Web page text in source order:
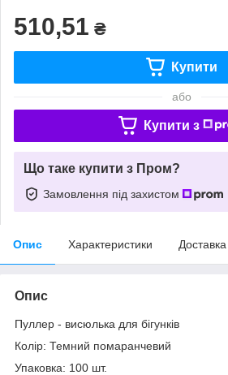
510,51 ₴
Купити
або
Купити з
Що таке купити з Пром?
Замовлення під захистом
Опис Характеристики Доставка
Опис
Пуллер - висюлька для бігунків
Колір: Темний помаранчевий
Упаковка: 100 шт.